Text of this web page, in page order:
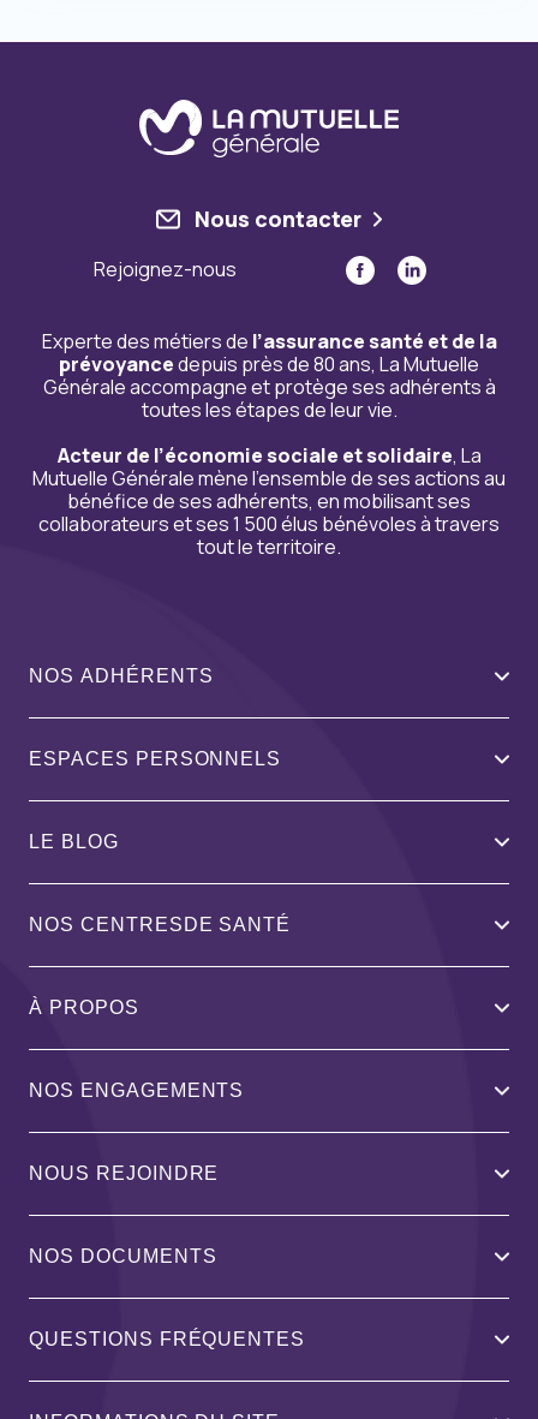
Nous contacter
Rejoignez-nous
Experte des métiers de l’assurance santé et de la
prévoyancedepuis près de 80 ans, La Mutuelle
Générale accompagne et protège ses adhérents à
toutes les étapes de leur vie.
Acteur de l’économie sociale et solidaire, La
Mutuelle Générale mène l’ensemble de ses actions au
bénéfice de ses adhérents, en mobilisant ses
collaborateurs et ses 1 500 élus bénévoles à travers
tout le territoire.
NOS ADHÉRENTS
ESPACES PERSONNELS
LE BLOG
NOS CENTRESDE SANTÉ
À PROPOS
NOS ENGAGEMENTS
NOUS REJOINDRE
NOS DOCUMENTS
QUESTIONS FRÉQUENTES